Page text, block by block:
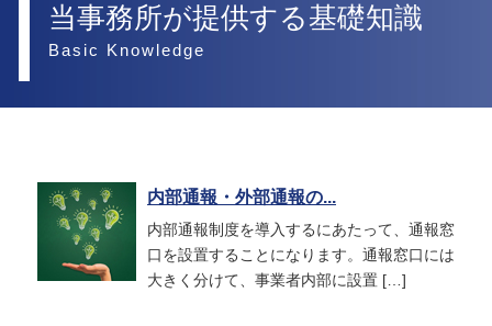
当事務所が提供する基礎知識
Basic Knowledge
内部通報・外部通報の...
内部通報制度を導入するにあたって、通報窓
口を設置することになります。通報窓口には
大きく分けて、事業者内部に設置 […]